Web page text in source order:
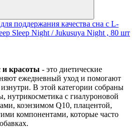
поддержания качества сна с L-
Sleep Night / Jukusuya Night , 80 шт
красоты - это диетические
ежедневный уход и помогают
В этой категории собраны
нутрикосметика с гиалуроновой
коэнзимом Q10, плацентой,
компонентами, которые часто